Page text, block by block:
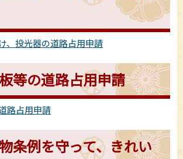
、投光器の道路占用申請
等の道路占用申請
路占用申請
条例を守って、きれい